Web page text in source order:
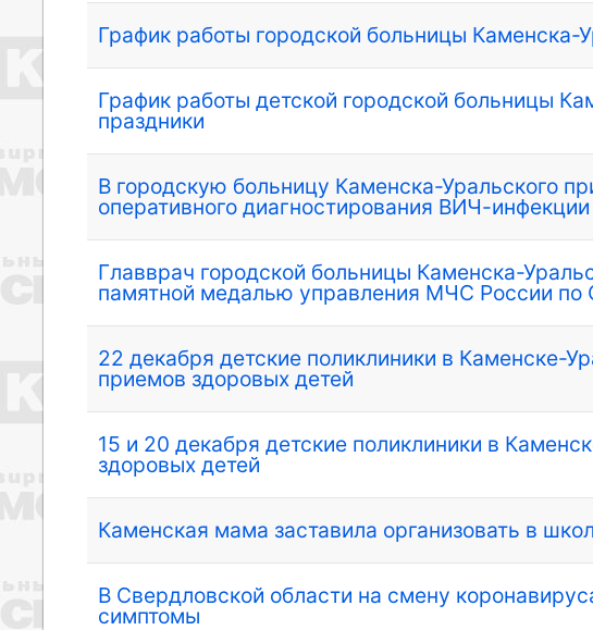
График работы городской больницы Каменска-
График работы детской городской больницы
праздники
В городскую больницу Каменска-Уральского
оперативного диагностирования ВИЧ-инфекции
Главврач городской больницы Каменска-
памятной медалью управления МЧС России по
22 декабря детские поликлиники в Каменске-
приемов здоровых детей
15 и 20 декабря детские поликлиники в
здоровых детей
Каменская мама заставила организовать в
В Свердловской области на смену
симптомы